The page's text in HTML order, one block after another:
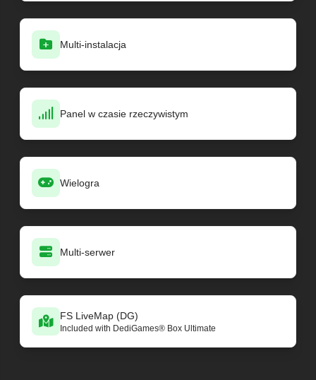
Multi-instalacja
Panel w czasie rzeczywistym
Wielogra
Multi-serwer
FS LiveMap (DG)
Included with DediGames® Box Ultimate